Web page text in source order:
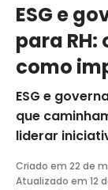
ESG e
para RH:
como
ESG e
que
liderar
Criado em 22 de
Atualizado em 12